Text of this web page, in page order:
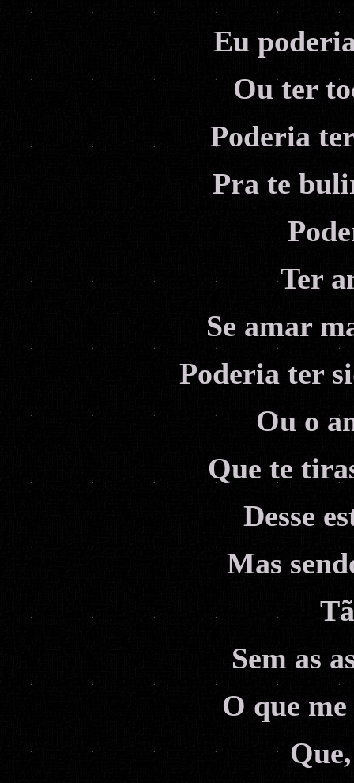
Eu
Ou ter
Poderia
Pra te
Ter
Se amar
Poderia ter
Ou o
Que te
Desse
Mas
Sem as
O que